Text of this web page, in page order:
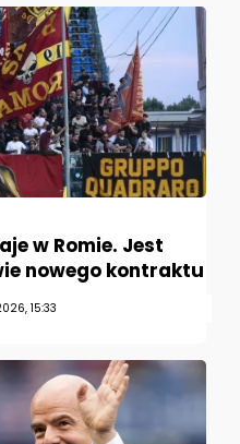
w Romie. Jest
nowego kontraktu
15:33